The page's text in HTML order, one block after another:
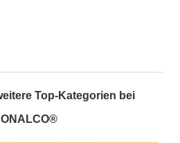
von 5 von 5 Sternen
Top-Kategorien bei